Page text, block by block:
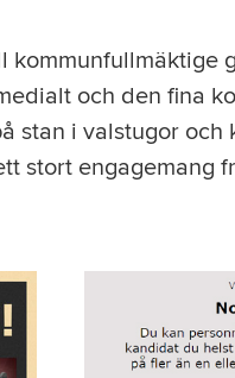
kommunfullmäktige
och den fina
stan i valstugor
stort engagemang